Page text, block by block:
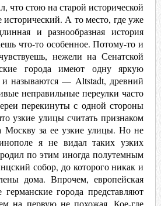
что стою на старой исторической
А то место, где уже
и разнообразная история
что-то особенное. Потому-то и
нежели на Сенатской
города имеют одну яркую
и называются — Altstadt, древний
неправильные переулки часто
перекинуты с одной стороны
узкие улицы считать признаком
Москву за ее узкие улицы. Но не
я не видал таких узких
по этим иногда полутемным
собор, до которого никак и
дома. Впрочем, европейская
города представляют
на первую не похожая. Кое-где